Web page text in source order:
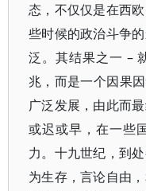
态，不仅仅是在西
些时候的政治斗争
泛。其结果之一 –
兆，而是一个因果
广泛发展，由此而
或迟或早，在一些
力。十九世纪，到
为生存，言论自由